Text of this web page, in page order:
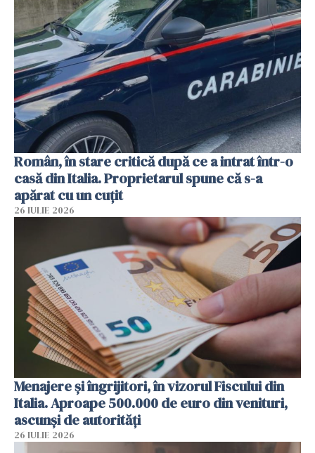
Român, în stare critică după ce a intrat într-o
casă din Italia. Proprietarul spune că s-a
apărat cu un cuțit
26 IULIE 2026
Menajere și îngrijitori, în vizorul Fiscului din
Italia. Aproape 500.000 de euro din venituri,
ascunși de autorități
26 IULIE 2026